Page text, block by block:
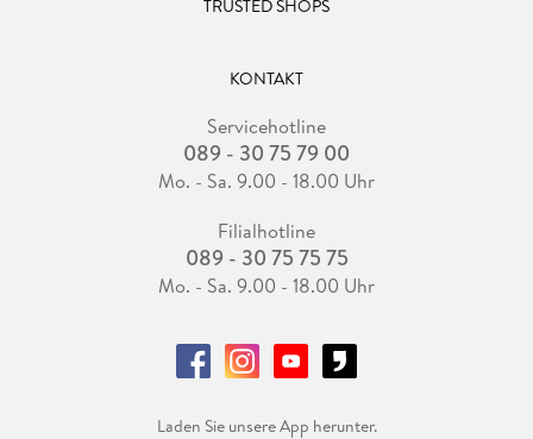
TRUSTED SHOPS
KONTAKT
Servicehotline
089 - 30 75 79 00
Mo. - Sa. 9.00 - 18.00 Uhr
Filialhotline
089 - 30 75 75 75
Mo. - Sa. 9.00 - 18.00 Uhr
Laden Sie unsere App herunter.